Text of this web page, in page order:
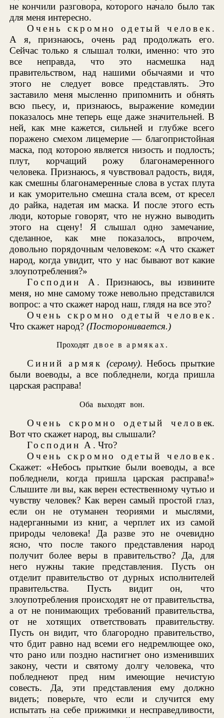
не кончили разговора, которого начало было так
для меня интересно.
Очень скромно одетый человек .
А я, признаюсь, очень рад продолжать его.
Сейчас только я слышал толки, именно: что это
все неправда, что это насмешка над
правительством, над нашими обычаями и что
этого не следует вовсе представлять. Это
заставило меня мысленно припомнить и обнять
всю пьесу, и, признаюсь, выражение комедии
показалось мне теперь еще даже значительней. В
ней, как мне кажется, сильней и глубже всего
поражено смехом лицемерие — благопристойная
маска, под которою является низость и подлость;
плут, корчащий рожу благонамеренного
человека. Признаюсь, я чувствовал радость, видя,
как смешны благонамеренные слова в устах плута
и как уморительно смешна стала всем, от кресел
до райка, надетая им маска. И после этого есть
люди, которые говорят, что не нужно выводить
этого на сцену! Я слышал одно замечание,
сделанное, как мне показалось, впрочем,
довольно порядочным человеком: «А что скажет
народ, когда увидит, что у нас бывают вот какие
злоупотребления?»
Господин А . Признаюсь, вы извините
меня, но мне самому тоже невольно представился
вопрос: а что скажет народ наш, глядя на все это?
Очень скромно одетый человек .
Что скажет народ?(Посторонивается.)
Проходят двое в армяках .
Синий армяк (серому). Небось прыткие
были воеводы, а все побледнели, когда пришла
царская расправа!
Оба выходят вон.
Очень скромно одетый человек.
Вот что скажет народ, вы слышали?
Господин А . Что?
Очень скромно одетый человек .
Скажет: «Небось прыткие были воеводы, а все
побледнели, когда пришла царская расправа!»
Слышите ли вы, как верен естественному чутью и
чувству человек? Как верен самый простой глаз,
если он не отуманен теориями и мыслями,
надерганными из книг, а черплет их из самой
природы человека! Да разве это не очевидно
ясно, что после такого представления народ
получит более веры в правительство? Да, для
него нужны такие представления. Пусть он
отделит правительство от дурных исполнителей
правительства. Пусть видит он, что
злоупотребления происходят не от правительства,
а от не понимающих требований правительства,
от не хотящих ответствовать правительству.
Пусть он видит, что благородно правительство,
что бдит равно над всеми его недремлющее око,
что рано или поздно настигнет оно изменивших
закону, чести и святому долгу человека, что
побледнеют пред ним имеющие нечистую
совесть. Да, эти представления ему должно
видеть; поверьте, что если и случится ему
испытать на себе прижимки и несправедливости,